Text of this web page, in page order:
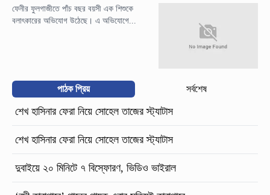
ফেনীর ফুলগাজীতে পাঁচ বছর বয়সী এক শিশুকে
বলাৎকারের অভিযোগ উঠেছে। এ অভিযোগে...
পাঠক প্রিয় সর্বশেষ
শেখ হাসিনার ফেরা নিয়ে সোহেল তাজের স্ট্যাটাস
শেখ হাসিনার ফেরা নিয়ে সোহেল তাজের স্ট্যাটাস
দুবাইয়ে ২০ মিনিটে ৭ বিস্ফোরণ, ভিডিও ভাইরাল